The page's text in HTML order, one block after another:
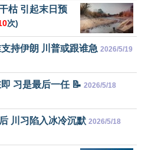
枯 引起末日预
次)
持伊朗 川普或跟谁急 2026/5/19
习是最后一任 📝 2026/5/18
川习陷入冰冷沉默 2026/5/18